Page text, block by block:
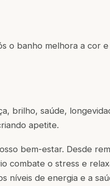
o banho melhora a cor
brilho, saúde,
apetite.
bem-estar. Desde
combate o stress e
níveis de energia e a